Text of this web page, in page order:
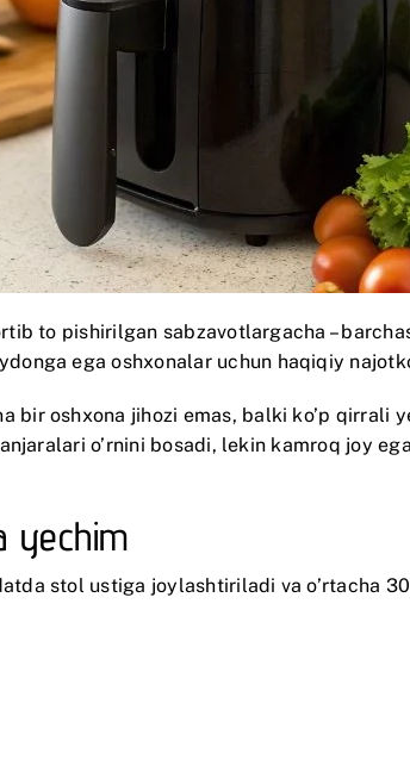
to pishirilgan sabzavotlargacha –
ega oshxonalar uchun haqiqiy
oshxona jihozi emas, balki ko’p qirrali
o’rnini bosadi, lekin kamroq joy
yechim
stol ustiga joylashtiriladi va o’rtacha